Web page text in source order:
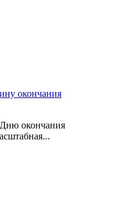
окончания
окончания